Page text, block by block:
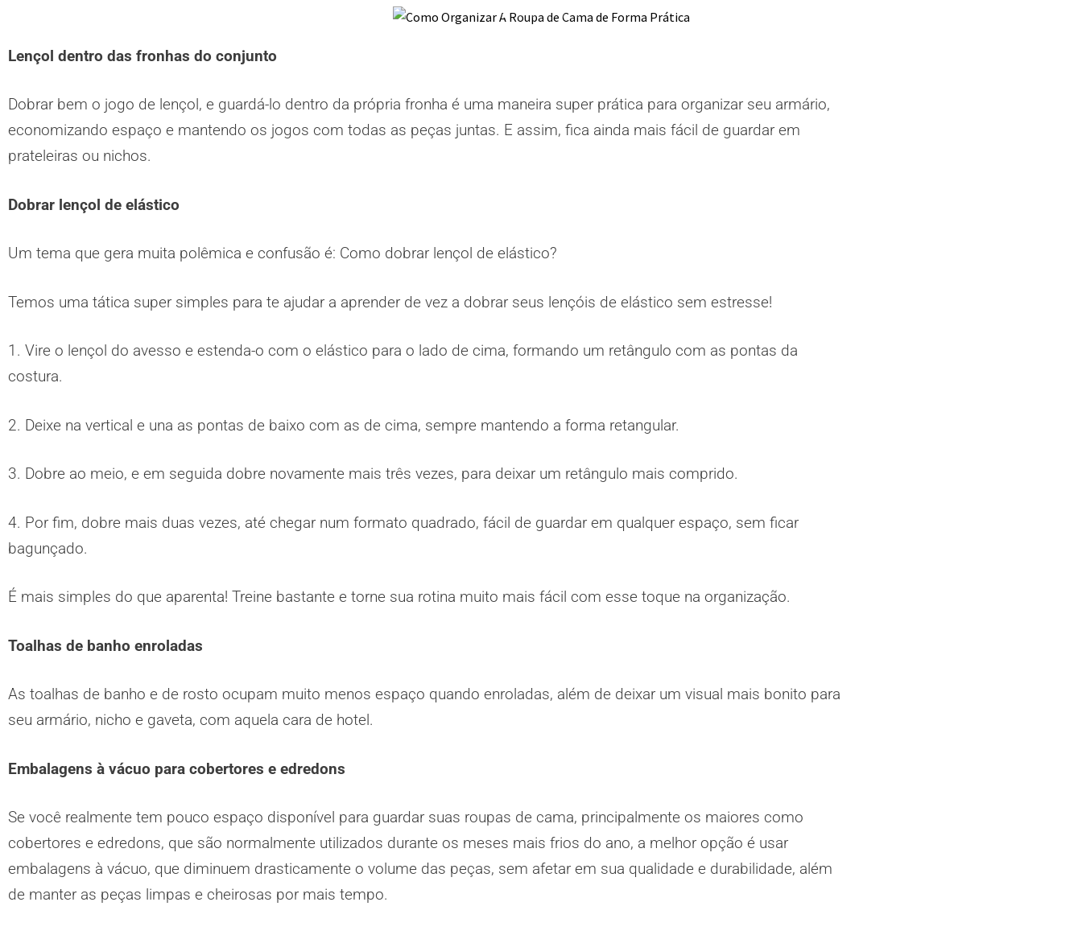
Lençol dentro das fronhas do conjunto
Dobrar bem o jogo de lençol, e guardá-lo dentro da própria fronha é uma maneira super prática para organizar seu armário,
economizando espaço e mantendo os jogos com todas as peças juntas. E assim, fica ainda mais fácil de guardar em
prateleiras ou nichos.
Dobrar lençol de elástico
Um tema que gera muita polêmica e confusão é: Como dobrar lençol de elástico?
Temos uma tática super simples para te ajudar a aprender de vez a dobrar seus lençóis de elástico sem estresse!
1. Vire o lençol do avesso e estenda-o com o elástico para o lado de cima, formando um retângulo com as pontas da
costura.
2. Deixe na vertical e una as pontas de baixo com as de cima, sempre mantendo a forma retangular.
3. Dobre ao meio, e em seguida dobre novamente mais três vezes, para deixar um retângulo mais comprido.
4. Por fim, dobre mais duas vezes, até chegar num formato quadrado, fácil de guardar em qualquer espaço, sem ficar
bagunçado.
É mais simples do que aparenta! Treine bastante e torne sua rotina muito mais fácil com esse toque na organização.
Toalhas de banho enroladas
As toalhas de banho e de rosto ocupam muito menos espaço quando enroladas, além de deixar um visual mais bonito para
seu armário, nicho e gaveta, com aquela cara de hotel.
Embalagens à vácuo para cobertores e edredons
Se você realmente tem pouco espaço disponível para guardar suas roupas de cama, principalmente os maiores como
cobertores e edredons, que são normalmente utilizados durante os meses mais frios do ano, a melhor opção é usar
embalagens à vácuo, que diminuem drasticamente o volume das peças, sem afetar em sua qualidade e durabilidade, além
de manter as peças limpas e cheirosas por mais tempo.